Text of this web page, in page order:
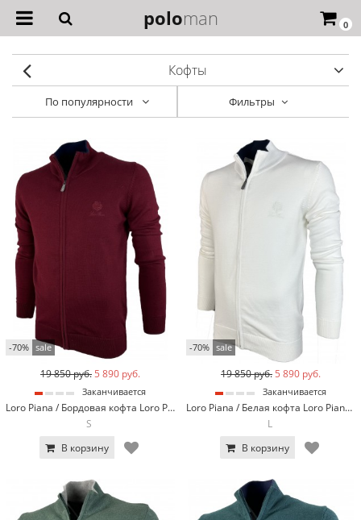
0
poloman
Кофты
По популярности Фильтры
-70% sale
19 850 руб. 5 890 руб.
Заканчивается
Loro Piana / Бордовая кофта Loro Piana 7953-10
S
В корзину
-70% sale
19 850 руб. 5 890 руб.
Заканчивается
Loro Piana / Белая кофта Loro Piana 7953-3
L
В корзину